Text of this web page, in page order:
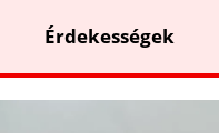
Érdekességek